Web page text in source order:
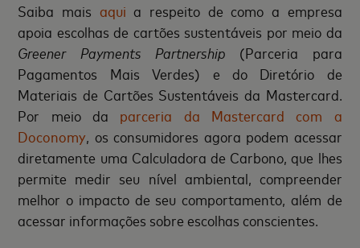
Saiba mais aqui a respeito de como a empresa
apoia escolhas de cartões sustentáveis ​​por meio da
Greener Payments Partnership (Parceria para
Pagamentos Mais Verdes) e do Diretório de
Materiais de Cartões Sustentáveis ​​da Mastercard.
Por meio da parceria da Mastercard com a
Doconomy, os consumidores agora podem acessar
diretamente uma Calculadora de Carbono, que lhes
permite medir seu nível ambiental, compreender
melhor o impacto de seu comportamento, além de
acessar informações sobre escolhas conscientes.